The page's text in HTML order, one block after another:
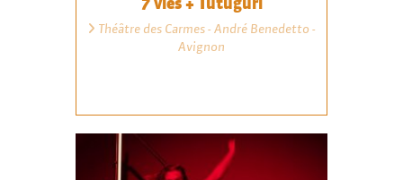
Théâtre des Carmes - André Benedetto -
Avignon